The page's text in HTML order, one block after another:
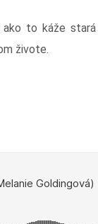
to káže
živote.